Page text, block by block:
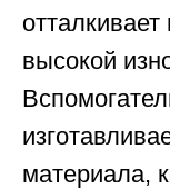
отталкивает
высокой
материала,